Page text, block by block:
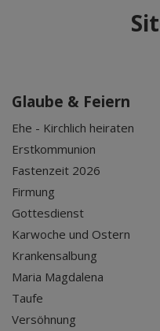
Glaube & Feiern
Ehe - Kirchlich heiraten
Erstkommunion
Fastenzeit 2026
Firmung
Gottesdienst
Karwoche und Ostern
Krankensalbung
Maria Magdalena
Taufe
Versöhnung